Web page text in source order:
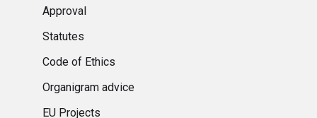
Approval
Statutes
Code of Ethics
Organigram advice
EU Projects